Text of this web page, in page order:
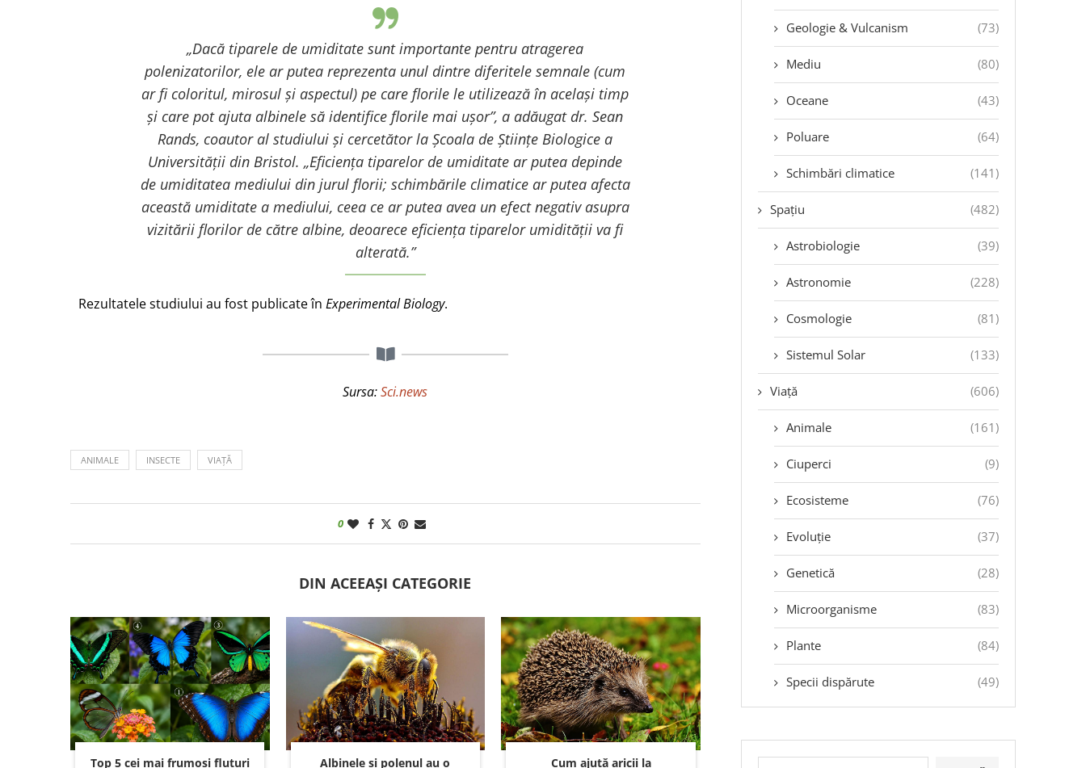
„Dacă tiparele de umiditate sunt importante pentru atragerea
polenizatorilor, ele ar putea reprezenta unul dintre diferitele semnale (cum
ar fi coloritul, mirosul și aspectul) pe care florile le utilizează în același timp
și care pot ajuta albinele să identifice florile mai ușor”, a adăugat dr. Sean
Rands, coautor al studiului și cercetător la Școala de Științe Biologice a
Universității din Bristol.„Eficiența tiparelor de umiditate ar putea depinde
de umiditatea mediului din jurul florii; schimbările climatice ar putea afecta
această umiditate a mediului, ceea ce ar putea avea un efect negativ asupra
vizitării florilor de către albine, deoarece eficiența tiparelor umidității va fi
alterată.”
Rezultatele studiului au fost publicate în Experimental Biology.
Sursa:Sci.news
ANIMALE INSECTE VIAȚĂ
0
DIN ACEEAȘI CATEGORIE
Top 5 cei mai frumoși fluturi Albinele și polenul au o Cum ajută aricii la
Geologie & Vulcanism (73)
Mediu (80)
Oceane (43)
Poluare (64)
Schimbări climatice (141)
Spațiu (482)
Astrobiologie (39)
Astronomie (228)
Cosmologie (81)
Sistemul Solar (133)
Viață (606)
Animale (161)
Ciuperci (9)
Ecosisteme (76)
Evoluție (37)
Genetică (28)
Microorganisme (83)
Plante (84)
Specii dispărute (49)